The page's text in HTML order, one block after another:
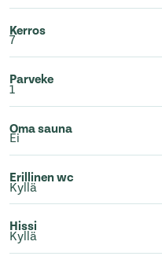
Kerros
7
Parveke
1
Oma sauna
Ei
Erillinen wc
Kyllä
Hissi
Kyllä